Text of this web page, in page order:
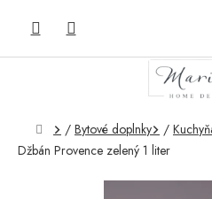
Domov
/ Bytové doplnky /
Džbán Provence zelený 1 liter